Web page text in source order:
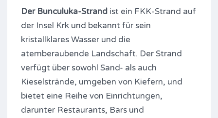
Der Bunculuka-Strand ist ein FKK-Strand auf
der Insel Krk und bekannt für sein
kristallklares Wasser und die
atemberaubende Landschaft. Der Strand
verfügt über sowohl Sand- als auch
Kieselstrände, umgeben von Kiefern, und
bietet eine Reihe von Einrichtungen,
darunter Restaurants, Bars und